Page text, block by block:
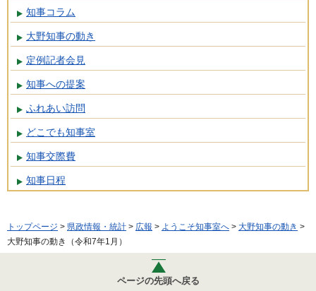
知事コラム
大野知事の動き
定例記者会見
知事への提案
ふれあい訪問
どこでも知事室
知事交際費
知事日程
トップページ > 県政情報・統計 > 広報 > ようこそ知事室へ > 大野知事の動き >
大野知事の動き（令和7年1月）
ページの先頭へ戻る